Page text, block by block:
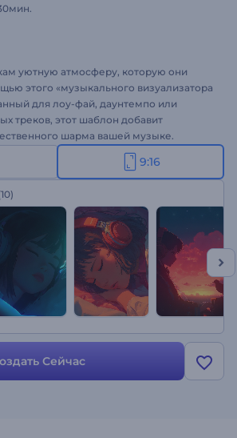
уютную атмосферу, которую они
этого «музыкального визуализатора
для лоу-фай, даунтемпо или
треков, этот шаблон добавит
шарма вашей музыке.
указав название трека, песни и имя
им напрямую на музыкальных
более широкую аудиторию.
создадут идеальную обстановку для
прямо сейчас!
9:16
Сейчас